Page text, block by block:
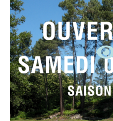
OUVERTURE
EN